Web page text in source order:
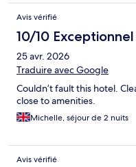
Avis vérifié
10/10 Exceptionnel
25 avr. 2026
Traduire avec Google
Couldn’t fault this hotel.
close to amenities.
Michelle, séjour de 2 nuits
Avis vérifié